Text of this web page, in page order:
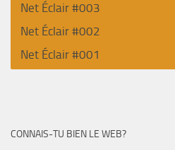
Net Éclair #003
Net Éclair #002
Net Éclair #001
CONNAIS-TU BIEN LE WEB?